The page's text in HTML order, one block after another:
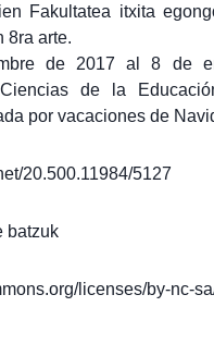
Fakultatea itxita
8ra arte.
de 2017 al 8 de
de la
por vacaciones de
20.500.11984/5127
batzuk
licenses/by-nc-